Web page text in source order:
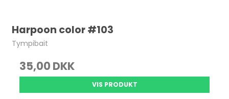
Harpoon color #103
Tympibait
35,00 DKK
VIS PRODUKT